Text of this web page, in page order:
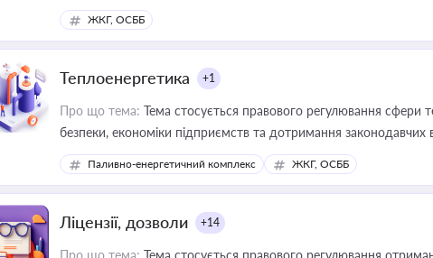
ЖКГ, ОСББ
Теплоенергетика +1
Про що тема: Тема стосується правового регулювання сфери
безпеки, економіки підприємств та дотримання
Паливно-енергетичний комплекс ЖКГ, ОСББ
Ліцензії, дозволи +14
Про що тема: Тема стосується правового регулювання